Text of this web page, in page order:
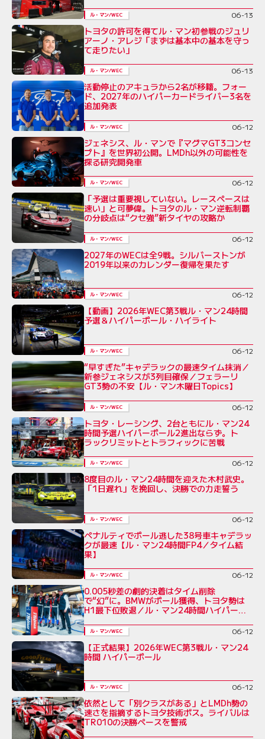
ル・マン/WEC 06-13
トヨタの許可を得てル・マン初参戦のジュリ
アーノ・アレジ「まずは基本中の基本を守っ
て走りたい」
ル・マン/WEC 06-13
活動停止のアキュラから2名が移籍。フォー
ド、2027年のハイパーカードライバー3名を
追加発表
ル・マン/WEC 06-12
ジェネシス、ル・マンで『マグマGT3コンセ
プト』を世界初公開。LMDh以外の可能性を
探る研究開発車
ル・マン/WEC 06-12
「予選は重要視していない。レースペースは
速い」と可夢偉。トヨタのル・マン逆転制覇
の分岐点は“クセ強”新タイヤの攻略か
ル・マン/WEC 06-12
2027年のWECは全9戦。シルバーストンが
2019年以来のカレンダー復帰を果たす
ル・マン/WEC 06-12
【動画】2026年WEC第3戦ル・マン24時間
予選＆ハイパーポール・ハイライト
ル・マン/WEC 06-12
“早すぎた”キャデラックの最速タイム抹消／
新参ジェネシスが3列目確保／フェラーリ
GT3勢の不安【ル・マン木曜日Topics】
ル・マン/WEC 06-12
トヨタ・レーシング、2台ともにル・マン24
時間予選ハイパーポール2進出ならず。ト
ラックリミットとトラフィックに苦戦
ル・マン/WEC 06-12
8度目のル・マン24時間を迎えた木村武史。
「1日遅れ」を挽回し、決勝での力走誓う
ル・マン/WEC 06-12
ペナルティでポール逃した38号車キャデラッ
クが最速【ル・マン24時間FP4／タイム結
果】
ル・マン/WEC 06-12
0.005秒差の劇的決着はタイム削除
で“幻”に。BMWがポール獲得、トヨタ勢は
H1最下位敗退／ル・マン24時間ハイパー
ル・マン/WEC 06-12
【正式結果】2026年WEC第3戦ル・マン24
時間 ハイパーポール
ル・マン/WEC 06-12
依然として「別クラスがある」とLMDh勢の
速さを指摘するトヨタ技術ボス。ライバルは
TR010の決勝ペースを警戒